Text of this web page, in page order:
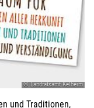
© Landratsamt Kelheim
und Traditionen,